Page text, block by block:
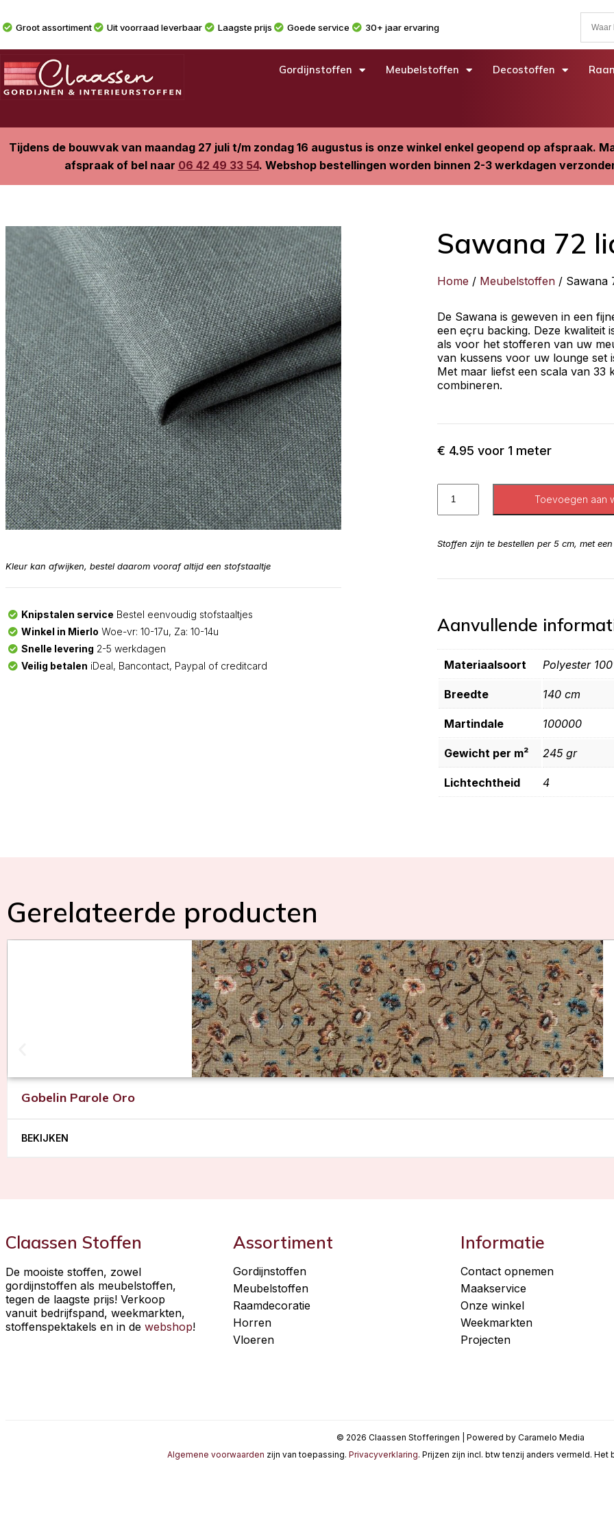
Groot assortiment Uit voorraad leverbaar Laagste prijs Goede service 30+ jaar ervaring
Gordijnstoffen Meubelstoffen Decostoffen
Tijdens de bouwvak van maandag 27 juli t/m zondag 16 augustus is onze winkel enkel geopend op afspraak.
afspraak of bel naar 06 42 49 33 54. Webshop bestellingen worden binnen 2-3 werkdagen
Kleur kan afwijken, bestel daarom vooraf altijd een stofstaaltje
Knipstalen service Bestel eenvoudig stofstaaltjes
Winkel in Mierlo Woe-vr: 10-17u, Za: 10-14u
Snelle levering 2-5 werkdagen
Veilig betalen iDeal, Bancontact, Paypal of creditcard
Sawana 72
Home / Meubelstoffen / Sawana
De Sawana is geweven in een
een eçru backing. Deze kwaliteit
als voor het stofferen van uw
van kussens voor uw lounge set
Met maar liefst een scala van 33
combineren.
€ 4.95 voor 1 meter
Toevoegen aan
Stoffen zijn te bestellen per 5 cm, met
Aanvullende
Materiaalsoort Polyester
Breedte 140 cm
Martindale 100000
Gewicht per m² 245 gr
Lichtechtheid 4
Gerelateerde producten
Gobelin Parole Oro
BEKIJKEN
Claassen Stoffen
De mooiste stoffen, zowel
gordijnstoffen als meubelstoffen,
tegen de laagste prijs! Verkoop
vanuit bedrijfspand, weekmarkten,
stoffenspektakels en in de webshop!
Assortiment
Gordijnstoffen
Meubelstoffen
Raamdecoratie
Horren
Vloeren
Informatie
Contact opnemen
Maakservice
Onze winkel
Weekmarkten
Projecten
© 2026 Claassen Stofferingen | Powered by Caramelo Media
Algemene voorwaarden zijn van toepassing. Privacyverklaring. Prijzen zijn incl. btw tenzij anders vermeld. Het